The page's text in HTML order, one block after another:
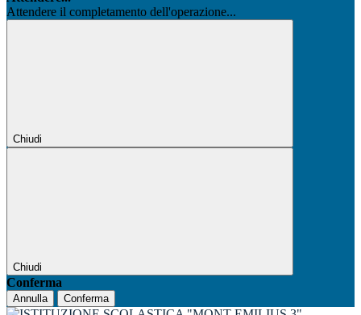
Attendere il completamento dell'operazione...
Chiudi
Chiudi
Conferma
Annulla Conferma